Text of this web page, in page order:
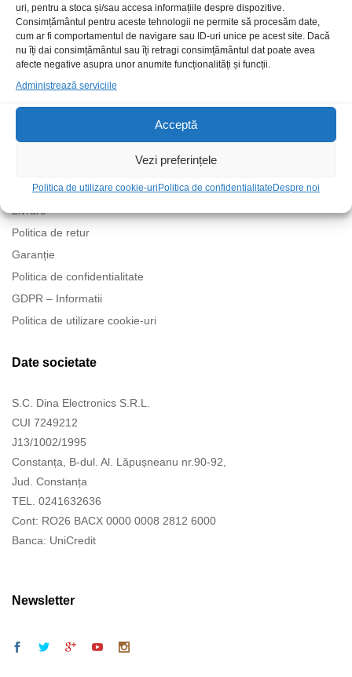
uri, pentru a stoca și/sau accesa informațiile despre dispozitive.
Consimțământul pentru aceste tehnologii ne permite să procesăm date,
cum ar fi comportamentul de navigare sau ID-uri unice pe acest site. Dacă
nu îți dai consimțământul sau îți retragi consimțământul dat poate avea
afecte negative asupra unor anumite funcționalități și funcții.
Administrează serviciile
Acceptă
Vezi preferințele
Politica de utilizare cookie-uri Politica de confidentialitate Despre noi
Politici
Termeni și condiții
Livrare
Politica de retur
Garanție
Politica de confidentialitate
GDPR – Informatii
Politica de utilizare cookie-uri
Date societate
S.C. Dina Electronics S.R.L.
CUI 7249212
J13/1002/1995
Constanța, B-dul. Al. Lăpușneanu nr.90-92,
Jud. Constanța
TEL. 0241632636
Cont: RO26 BACX 0000 0008 2812 6000
Banca: UniCredit
Newsletter